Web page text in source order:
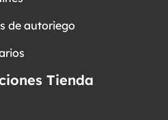
de autoriego
Tienda